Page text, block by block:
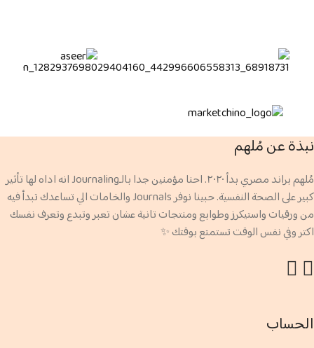
نبذة عن مُلهم
مُلهم براند مصري بدأ ۲۰۲۰. احنا مؤمنين جدا بالـJournaling انه اداه لها تأثير
كبير على الصحة النفسية. حبينا نوفر Journals والخامات الي تساعدك تبدأ فيه
من ورقيات واستيكرز وطوابع ومنتجات تانية عشان تعبر وتبدع وتعرف نفسك
اكتر وفي نفس الوقت تستمتع بوقتك ✨
الحساب